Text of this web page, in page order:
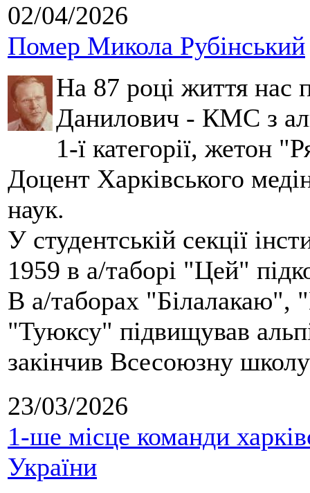
02/04/2026
Помер Микола Рубінський
На 87 році життя нас
Данилович - КМС з
1-ї категорії, жетон
Доцент Харківського
наук.
У студентській секції
1959 в а/таборі "Цей"
В а/таборах "Білалакаю",
"Туюксу" підвищував
закінчив Всесоюзну
23/03/2026
1-ше місце команди
України